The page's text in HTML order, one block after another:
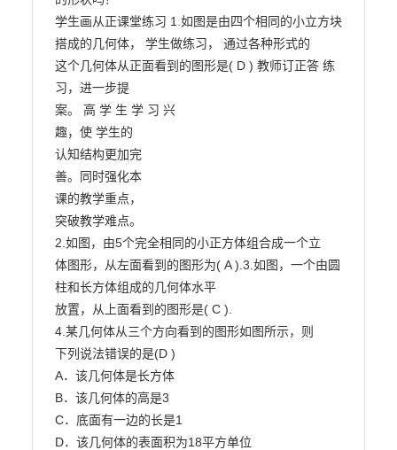
学生画从正课堂练习 1.如图是由四个相同的小立方块
搭成的几何体， 学生做练习， 通过各种形式的
这个几何体从正面看到的图形是( D ) 教师订正答 练
习，进一步提
案。 高 学 生 学 习 兴
趣，使 学生的
认知结构更加完
善。同时强化本
课的教学重点，
突破教学难点。
2.如图，由5个完全相同的小正方体组合成一个立
体图形，从左面看到的图形为( A ).3.如图，一个由圆
柱和长方体组成的几何体水平
放置，从上面看到的图形是( C ).
4.某几何体从三个方向看到的图形如图所示，则
下列说法错误的是(D )
A．该几何体是长方体
B．该几何体的高是3
C．底面有一边的长是1
D．该几何体的表面积为18平方单位